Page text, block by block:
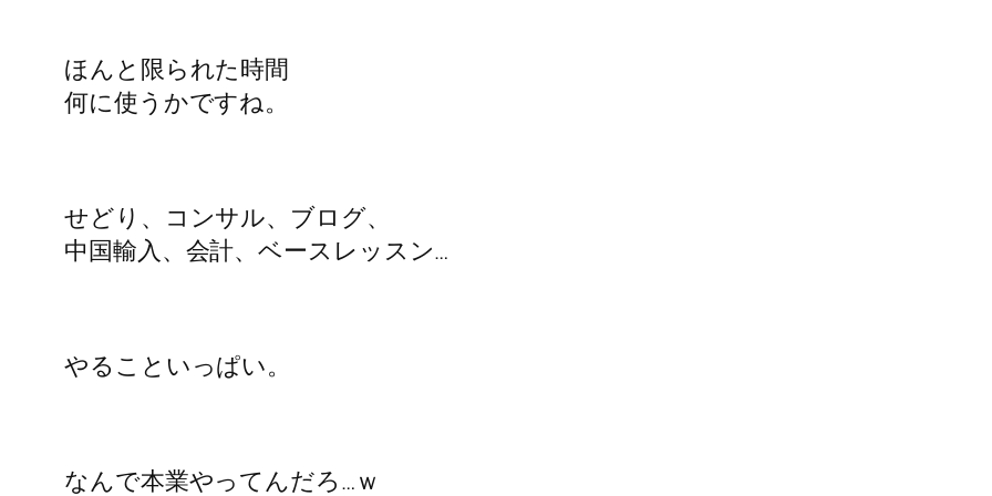
ほんと限られた時間
何に使うかですね。
せどり、コンサル、ブログ、
中国輸入、会計、ベースレッスン…
やることいっぱい。
なんで本業やってんだろ…ｗ